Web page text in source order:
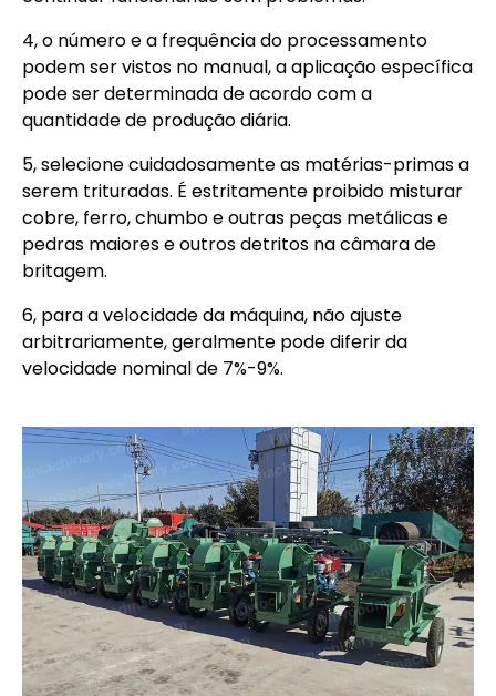
4, o número e a frequência do processamento
podem ser vistos no manual, a aplicação específica
pode ser determinada de acordo com a
quantidade de produção diária.
5, selecione cuidadosamente as matérias-primas a
serem trituradas. É estritamente proibido misturar
cobre, ferro, chumbo e outras peças metálicas e
pedras maiores e outros detritos na câmara de
britagem.
6, para a velocidade da máquina, não ajuste
arbitrariamente, geralmente pode diferir da
velocidade nominal de 7%-9%.